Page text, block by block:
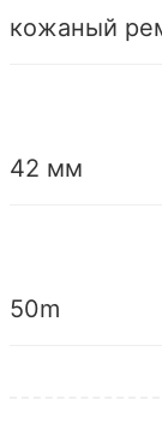
кожаный
42 мм
50m